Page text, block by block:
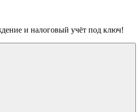
и налоговый учёт под ключ!